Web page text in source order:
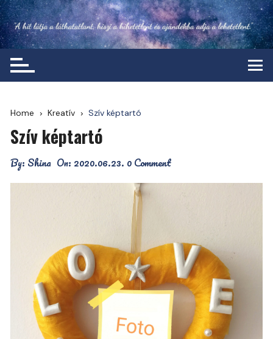
Skip
to
content
Home Kreatív Szív képtartó
Szív képtartó
By: Shina On: 2020.06.23. 0 Comment